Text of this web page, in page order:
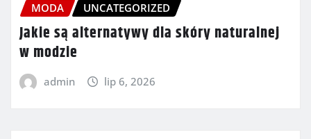
MODA UNCATEGORIZED
Jakie są alternatywy dla skóry naturalnej
w modzie
admin lip 6, 2026